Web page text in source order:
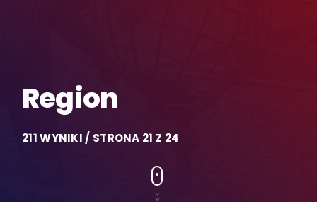
Region
211 WYNIKI / STRONA 21 Z 24